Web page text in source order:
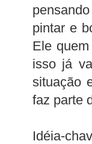
pintar e
Ele
isso já
situação
faz parte
Idéia-